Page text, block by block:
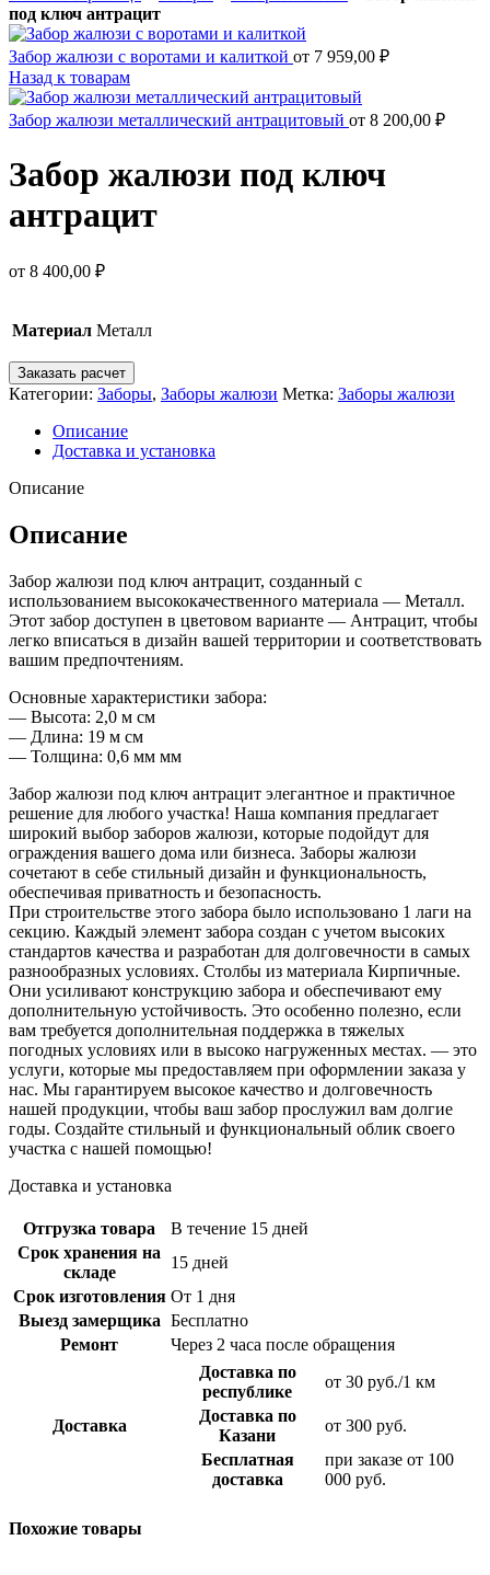
под ключ антрацит
Забор жалюзи с воротами и калиткой от 7 959,00 ₽
Назад к товарам
Забор жалюзи металлический антрацитовый от 8 200,00 ₽
Забор жалюзи под ключ
антрацит
от 8 400,00 ₽
Материал Металл
Заказать расчет
Категории: Заборы, Заборы жалюзи Метка: Заборы жалюзи
Описание
Доставка и установка
Описание
Описание
Забор жалюзи под ключ антрацит, созданный с
использованием высококачественного материала — Металл.
Этот забор доступен в цветовом варианте — Антрацит, чтобы
легко вписаться в дизайн вашей территории и соответствовать
вашим предпочтениям.
Основные характеристики забора:
— Высота: 2,0 м см
— Длина: 19 м см
— Толщина: 0,6 мм мм
Забор жалюзи под ключ антрацит элегантное и практичное
решение для любого участка! Наша компания предлагает
широкий выбор заборов жалюзи, которые подойдут для
ограждения вашего дома или бизнеса. Заборы жалюзи
сочетают в себе стильный дизайн и функциональность,
обеспечивая приватность и безопасность.
При строительстве этого забора было использовано 1 лаги на
секцию. Каждый элемент забора создан с учетом высоких
стандартов качества и разработан для долговечности в самых
разнообразных условиях. Столбы из материала Кирпичные.
Они усиливают конструкцию забора и обеспечивают ему
дополнительную устойчивость. Это особенно полезно, если
вам требуется дополнительная поддержка в тяжелых
погодных условиях или в высоко нагруженных местах. — это
услуги, которые мы предоставляем при оформлении заказа у
нас. Мы гарантируем высокое качество и долговечность
нашей продукции, чтобы ваш забор прослужил вам долгие
годы. Создайте стильный и функциональный облик своего
участка с нашей помощью!
Доставка и установка
Отгрузка товара
В течение 15 дней
Срок хранения на
складе
15 дней
Срок изготовления От 1 дня
Выезд замерщика Бесплатно
Ремонт
Через 2 часа после обращения
Доставка
Доставка по
республике
от 30 руб./1 км
Доставка по
Казани
от 300 руб.
Бесплатная
доставка
при заказе от 100
000 руб.
Похожие товары